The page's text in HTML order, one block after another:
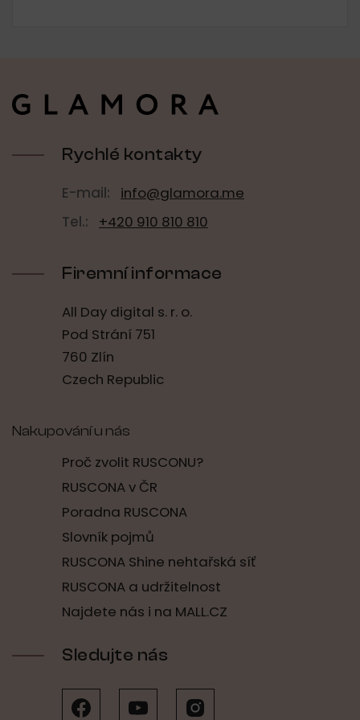
Rychlé kontakty
E-mail:
info@glamora.me
Tel.:
+420 910 810 810
Firemní informace
All Day digital s. r. o.
Pod Strání 751
760 Zlín
Czech Republic
Nakupování u nás
Proč zvolit RUSCONU?
RUSCONA v ČR
Poradna RUSCONA
Slovník pojmů
RUSCONA Shine nehtařská síť
RUSCONA a udržitelnost
Najdete nás i na MALL.CZ
Sledujte nás